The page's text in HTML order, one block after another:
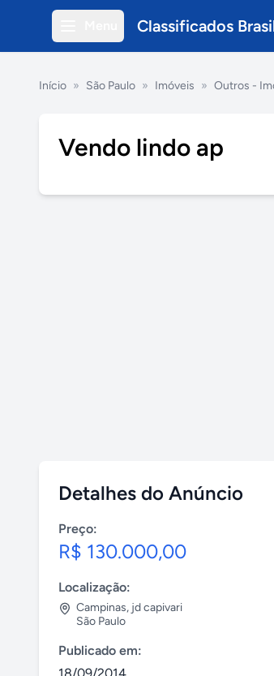
Classificados
Início » São Paulo » Imóveis » Outros -
Vendo lindo ap
Detalhes do Anúncio
Preço:
R$ 130.000,00
Localização:
Campinas, jd capivari
São Paulo
Publicado em: